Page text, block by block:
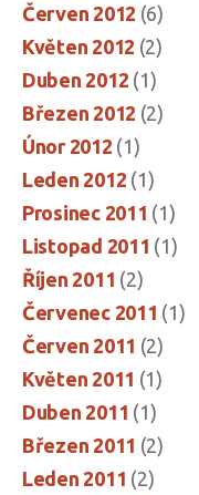
Červen 2012 (6)
Květen 2012 (2)
Duben 2012 (1)
Březen 2012 (2)
Únor 2012 (1)
Leden 2012 (1)
Prosinec 2011 (1)
Listopad 2011 (1)
Říjen 2011 (2)
Červenec 2011 (1)
Červen 2011 (2)
Květen 2011 (1)
Duben 2011 (1)
Březen 2011 (2)
Leden 2011 (2)